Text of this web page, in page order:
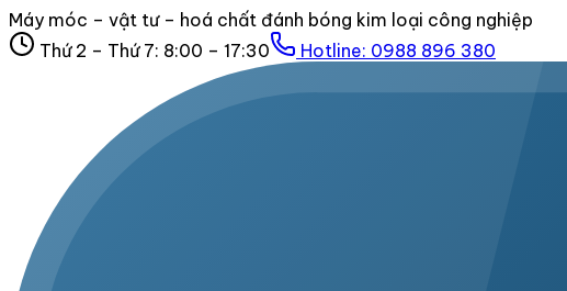
Máy móc – vật tư – hoá chất đánh bóng kim loại công nghiệp
Thứ 2 – Thứ 7: 8:00 – 17:30
Hotline: 0988 896 380